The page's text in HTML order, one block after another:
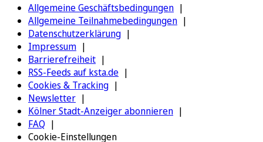
Allgemeine Geschäftsbedingungen
Allgemeine Teilnahmebedingungen
Datenschutzerklärung
Impressum
Barrierefreiheit
RSS-Feeds auf ksta.de
Cookies & Tracking
Newsletter
Kölner Stadt-Anzeiger abonnieren
FAQ
Cookie-Einstellungen